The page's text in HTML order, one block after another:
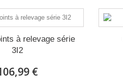
à relevage série
3I2
€